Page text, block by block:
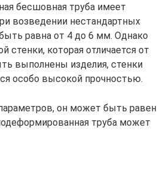
бесшовная труба имеет
возведении нестандартных
равна от 4 до 6 мм. Однако
стенки, которая отличается от
выполнены изделия, стенки
особо высокой прочностью.
он может быть равен
труба может